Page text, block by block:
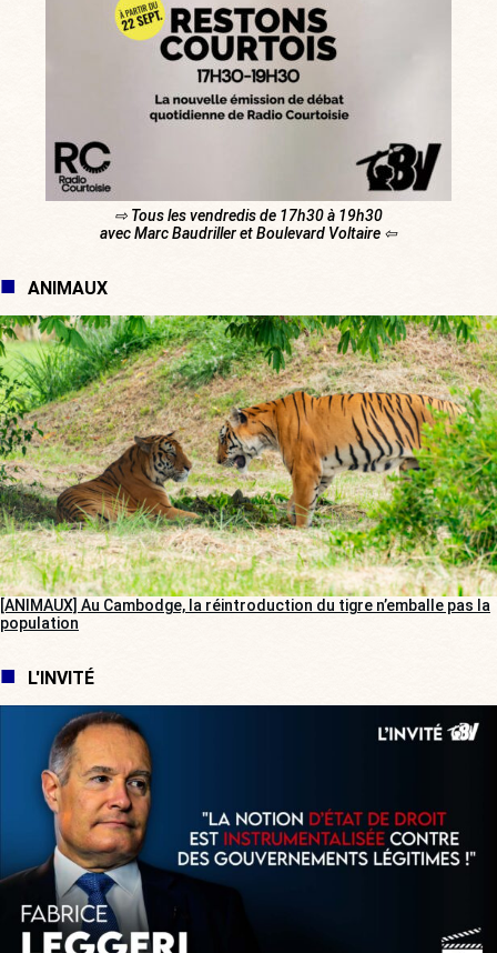
⇨ Tous les vendredis de 17h30 à 19h30
avec Marc Baudriller et Boulevard Voltaire ⇦
ANIMAUX
[ANIMAUX] Au Cambodge, la réintroduction du tigre n’emballe pas la
population
L'INVITÉ